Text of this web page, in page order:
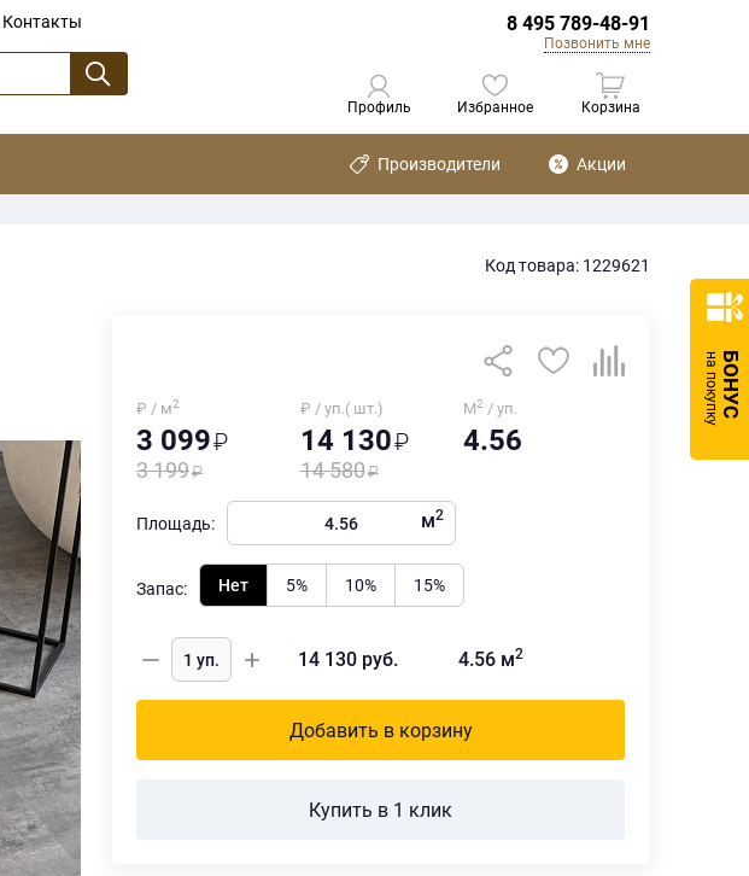
БОНУС
на покупку
Контакты 8 495 789-48-91
Позвонить мне
Профиль Избранное Корзина
Производители Акции
Код товара: 1229621
₽ / м2
3 099
3 199
₽ / уп.( шт.)
14 130
14 580
М2 / уп.
4.56
Площадь: м2
Запас: Нет 5% 10% 15%
14 130руб. 4.56 м2
Добавить в корзину
Купить в 1 клик